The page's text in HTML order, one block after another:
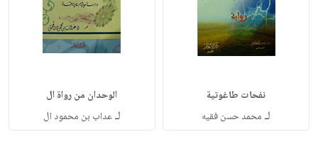
نفحات طاغوتية
لـ محمد حسن فقيه
الوحدان من رواة ال
لـعداب بن محمود ال